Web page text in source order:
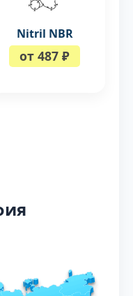
Nitril NBR
от 487 ₽